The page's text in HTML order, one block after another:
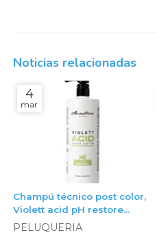
Noticias relacionadas
4
mar
Champú técnico post color,
Violett acid pH restore
champú, litro
PELUQUERIA